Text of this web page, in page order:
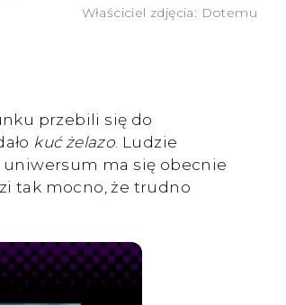
Właściciel zdjęcia: Dotemu
przebili się do
kuć żelazo . Ludzie
uniwersum ma się obecnie
tak mocno, że trudno